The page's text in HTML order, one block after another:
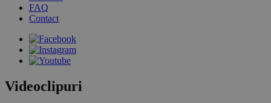
FAQ
Contact
Videoclipuri